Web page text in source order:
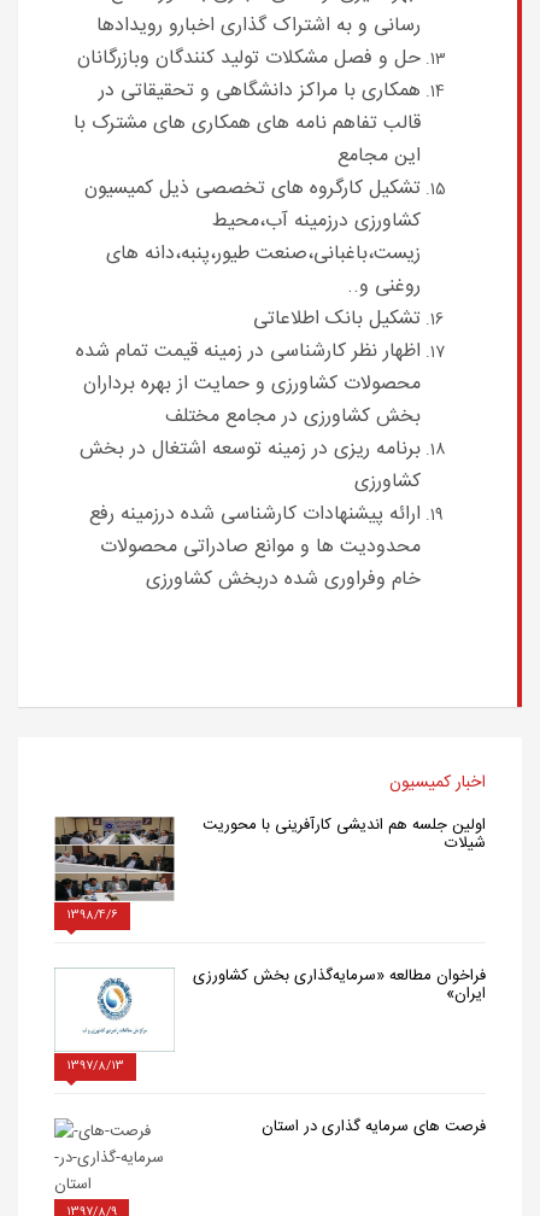
رسانی و به اشتراک گذاری اخبارو رویدادها
حل و فصل مشکلات تولید کنندگان وبازرگانان
همکاری با مراکز دانشگاهی و تحقیقاتی در
قالب تفاهم نامه های همکاری های مشترک با
این مجامع
تشکیل کارگروه های تخصصی ذیل کمیسیون
کشاورزی درزمینه آب،محیط
زیست،باغبانی،صنعت طیور،پنبه،دانه های
روغنی و..
تشکیل بانک اطلاعاتی
اظهار نظر کارشناسی در زمینه قیمت تمام شده
محصولات کشاورزی و حمایت از بهره برداران
بخش کشاورزی در مجامع مختلف
برنامه ریزی در زمینه توسعه اشتغال در بخش
کشاورزی
ارائه پیشنهادات کارشناسی شده درزمینه رفع
محدودیت ها و موانع صادراتی محصولات
خام وفراوری شده دربخش کشاورزی
اخبار کمیسیون
1398/4/6
اولین جلسه هم اندیشی کارآفرینی با محوریت
شیلات
1397/8/13
فراخوان مطالعه «سرمایه‌گذاری بخش کشاورزی
ایران»
فرصت های سرمایه گذاری در استان